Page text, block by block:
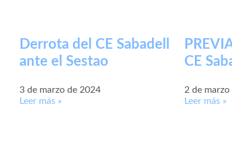
Derrota del CE Sabadell
ante el Sestao
3 de marzo de 2024
Leer más »
CE
2 de
Leer más »